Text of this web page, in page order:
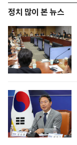
정치 많이 본 뉴스